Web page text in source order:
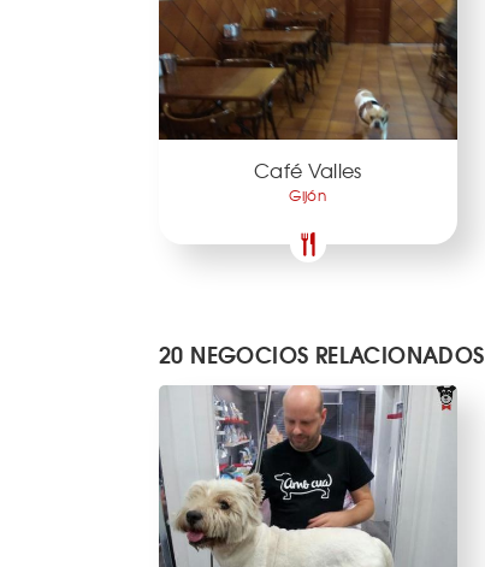
Café Valles
Gijón
20 NEGOCIOS RELACIONADOS